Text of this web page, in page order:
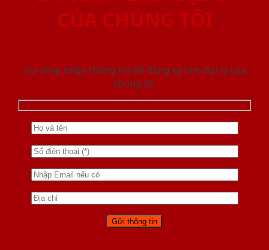
CỦA CHÚNG TÔI
Vui lòng nhập thông tin để đăng ký làm đại lý của
chúng tôi